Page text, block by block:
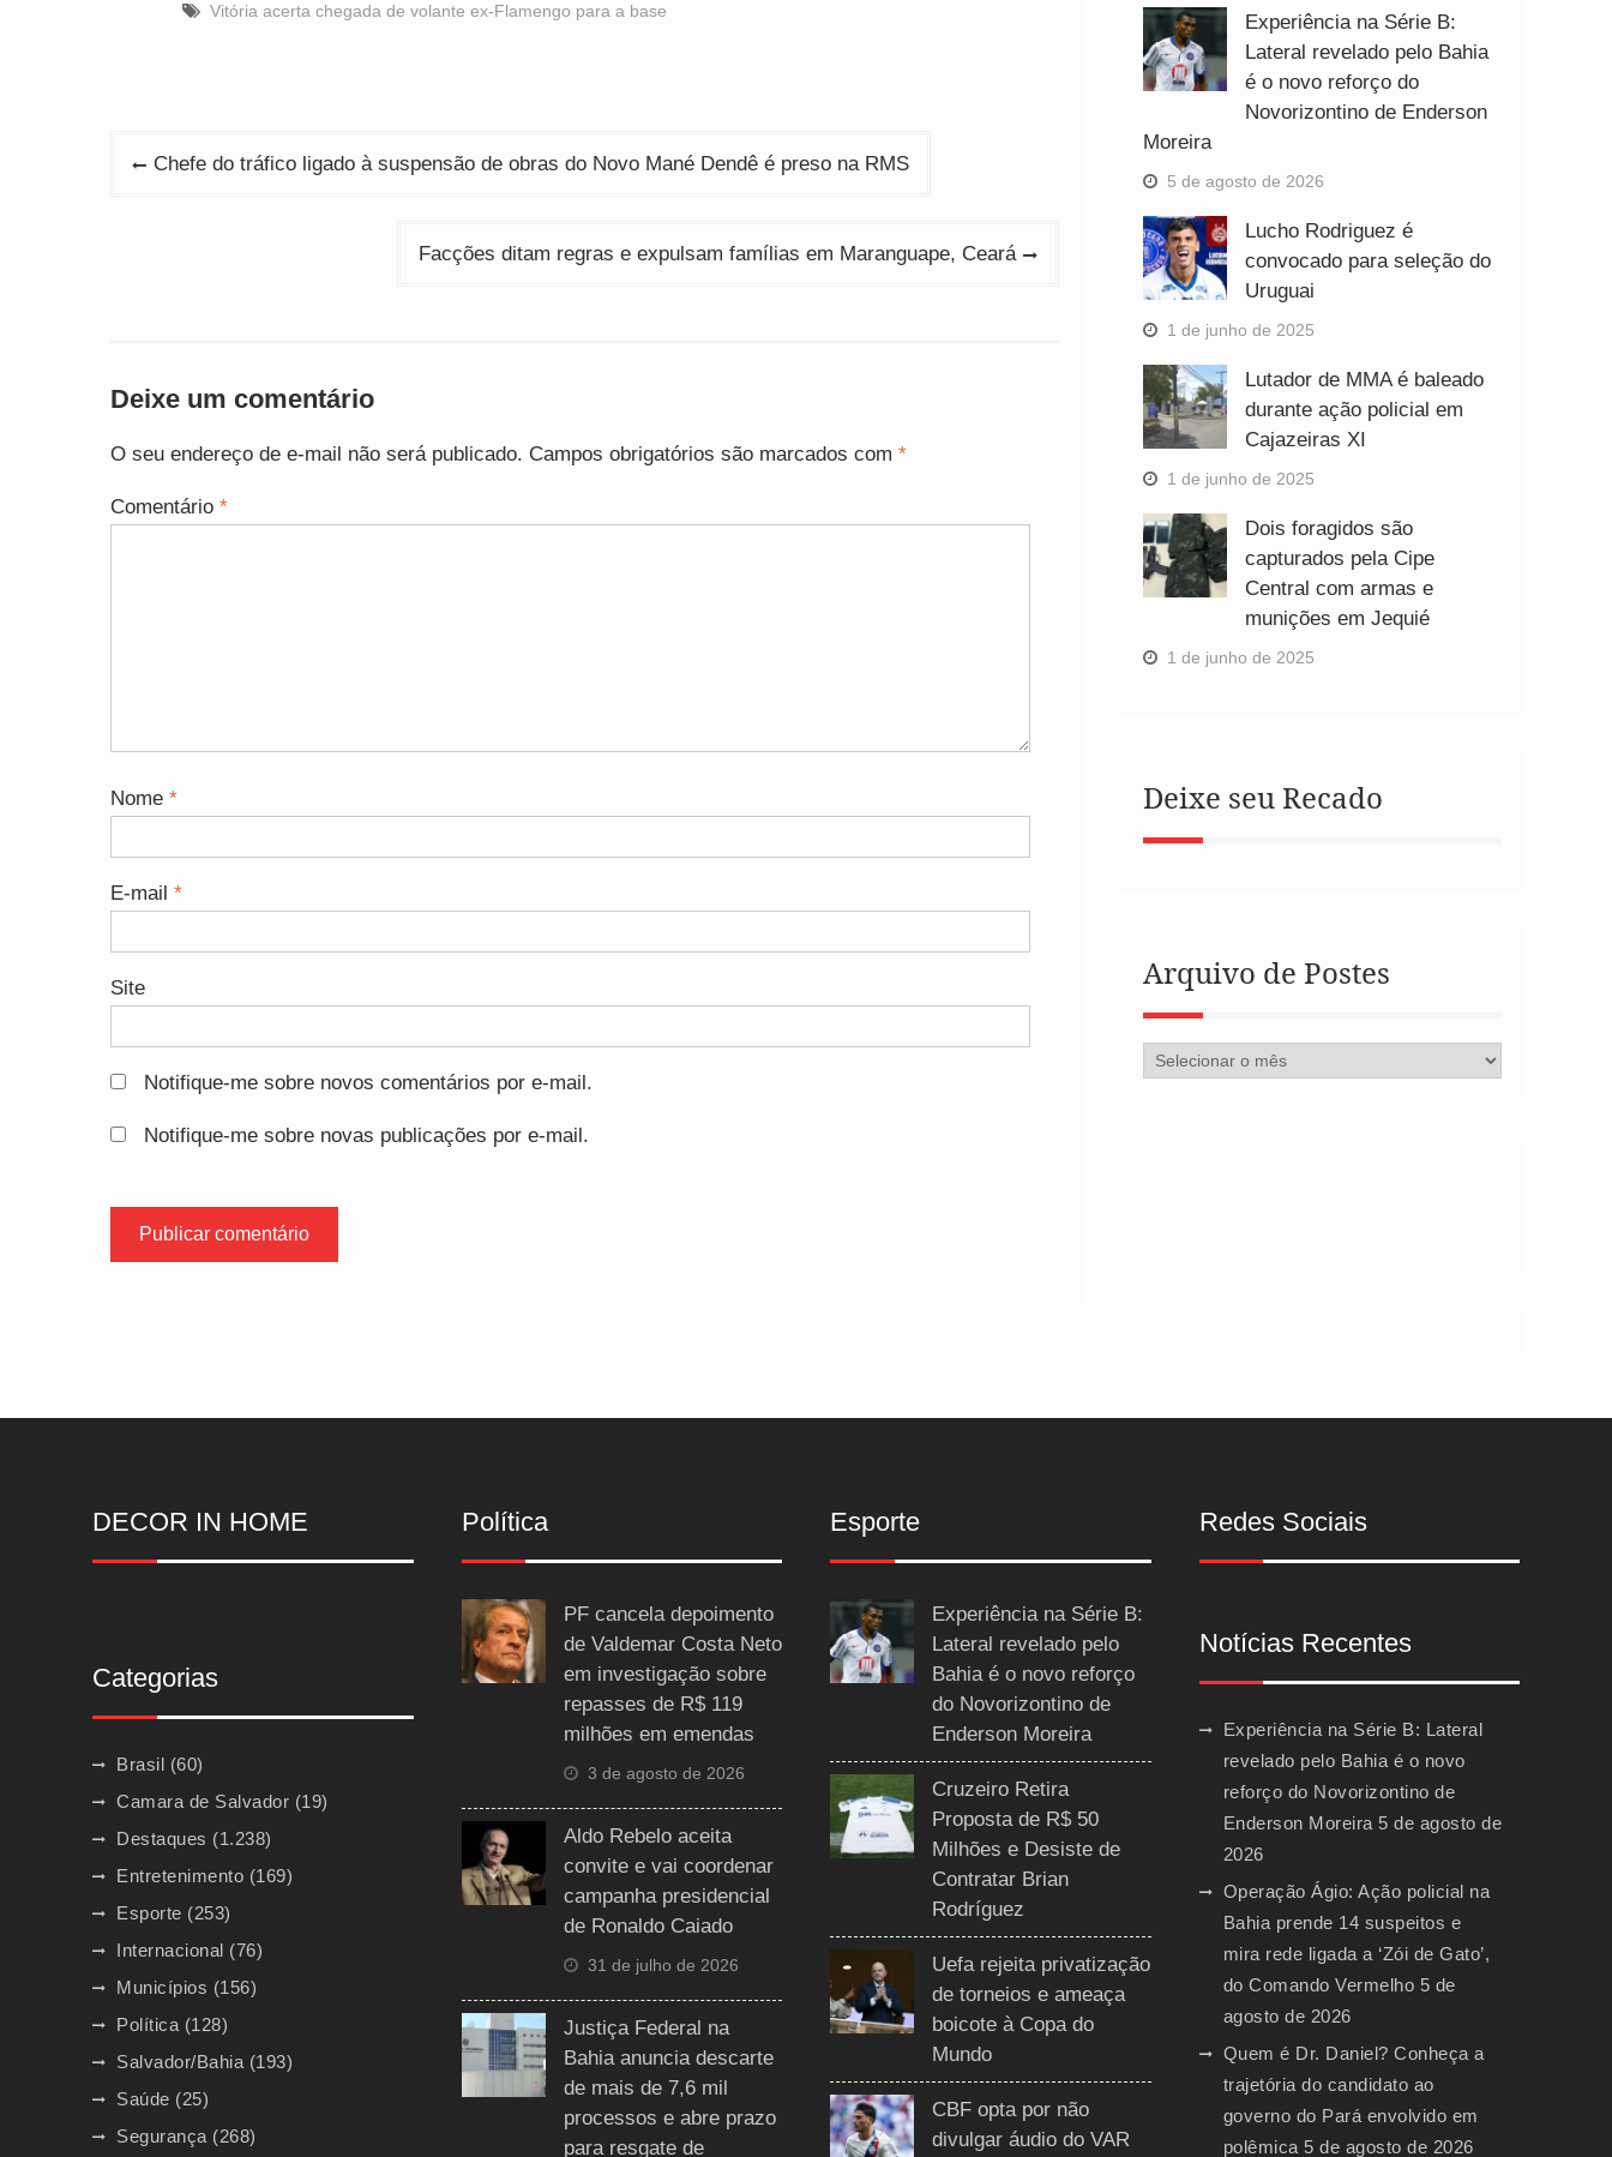
Vitória acerta chegada de volante ex-Flamengo para a base
Navegação
Chefe do tráfico ligado à suspensão de obras do Novo Mané Dendê é preso na RMS
Facções ditam regras e expulsam famílias em Maranguape, Ceará
Deixe um comentário
O seu endereço de e-mail não será publicado. Campos obrigatórios são marcados com *
Comentário *
Nome *
E-mail *
Site
Notifique-me sobre novos comentários por e-mail.
Notifique-me sobre novas publicações por e-mail.
Experiência na Série B:
Lateral revelado pelo Bahia
é o novo reforço do
Novorizontino de Enderson
Moreira
5 de agosto de 2026
Lucho Rodriguez é
convocado para seleção do
Uruguai
1 de junho de 2025
Lutador de MMA é baleado
durante ação policial em
Cajazeiras XI
1 de junho de 2025
Dois foragidos são
capturados pela Cipe
Central com armas e
munições em Jequié
1 de junho de 2025
Deixe seu Recado
Arquivo de Postes
Arquivo
DECOR IN HOME
Categorias
Brasil (60)
Camara de Salvador (19)
Destaques (1.238)
Entretenimento (169)
Esporte (253)
Internacional (76)
Municípios (156)
Política (128)
Salvador/Bahia (193)
Saúde (25)
Segurança (268)
Política
PF cancela depoimento
de Valdemar Costa Neto
em investigação sobre
repasses de R$ 119
milhões em emendas
3 de agosto de 2026
Aldo Rebelo aceita
convite e vai coordenar
campanha presidencial
de Ronaldo Caiado
31 de julho de 2026
Justiça Federal na
Bahia anuncia descarte
de mais de 7,6 mil
processos e abre prazo
para resgate de
Esporte
Experiência na Série B:
Lateral revelado pelo
Bahia é o novo reforço
do Novorizontino de
Enderson Moreira
Cruzeiro Retira
Proposta de R$ 50
Milhões e Desiste de
Contratar Brian
Rodríguez
Uefa rejeita privatização
de torneios e ameaça
boicote à Copa do
Mundo
CBF opta por não
divulgar áudio do VAR
Redes Sociais
Notícias Recentes
Experiência na Série B: Lateral
revelado pelo Bahia é o novo
reforço do Novorizontino de
Enderson Moreira 5 de agosto de
2026
Operação Ágio: Ação policial na
Bahia prende 14 suspeitos e
mira rede ligada a ‘Zói de Gato’,
do Comando Vermelho 5 de
agosto de 2026
Quem é Dr. Daniel? Conheça a
trajetória do candidato ao
governo do Pará envolvido em
polêmica 5 de agosto de 2026